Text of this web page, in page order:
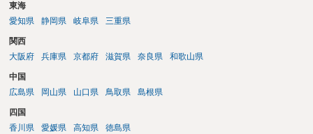
東海
愛知県
静岡県 岐阜県 三重県
関西
大阪府
兵庫県 京都府 滋賀県 奈良県 和歌山県
中国
広島県
岡山県 山口県 鳥取県 島根県
四国
香川県
愛媛県 高知県 徳島県